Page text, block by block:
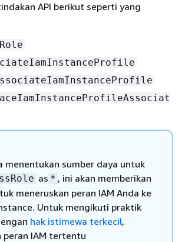
API berikut seperti yang
menentukan sumber daya untuk
as * , ini akan memberikan
meneruskan peran IAM Anda ke
Untuk mengikuti praktik
hak istimewa terkecil,
peran IAM tertentu